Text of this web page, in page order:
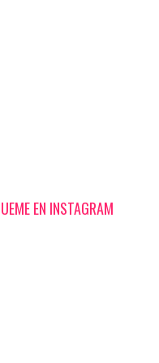
EN INSTAGRAM